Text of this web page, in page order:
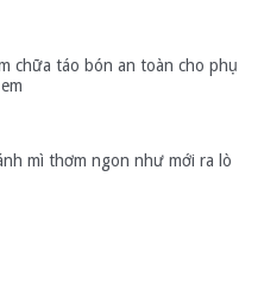
chữa táo bón an toàn cho phụ
mì thơm ngon như mới ra lò